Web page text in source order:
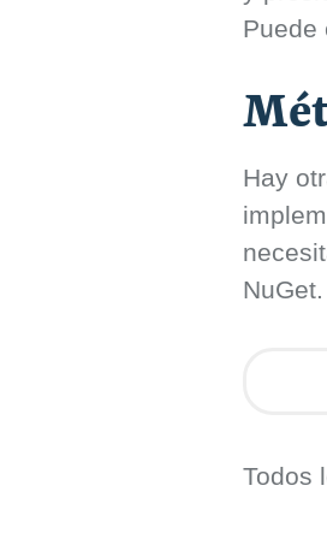
Puede
Hay
NuGet.
Todos